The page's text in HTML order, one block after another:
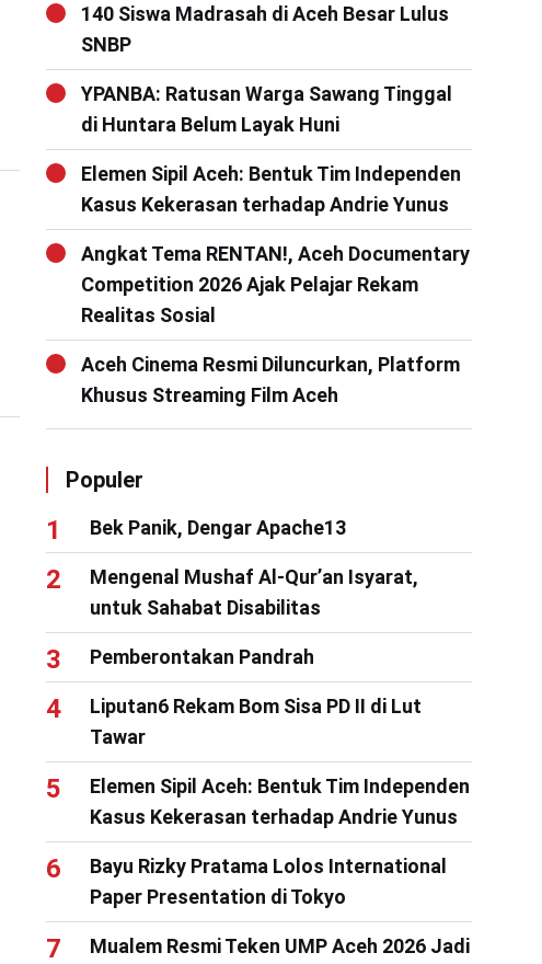
140 Siswa Madrasah di Aceh Besar Lulus
SNBP
YPANBA: Ratusan Warga Sawang Tinggal
di Huntara Belum Layak Huni
Elemen Sipil Aceh: Bentuk Tim Independen
Kasus Kekerasan terhadap Andrie Yunus
Angkat Tema RENTAN!, Aceh Documentary
Competition 2026 Ajak Pelajar Rekam
Realitas Sosial
Aceh Cinema Resmi Diluncurkan, Platform
Khusus Streaming Film Aceh
Populer
Bek Panik, Dengar Apache13
Mengenal Mushaf Al-Qur’an Isyarat,
untuk Sahabat Disabilitas
Pemberontakan Pandrah
Liputan6 Rekam Bom Sisa PD II di Lut
Tawar
Elemen Sipil Aceh: Bentuk Tim Independen
Kasus Kekerasan terhadap Andrie Yunus
Bayu Rizky Pratama Lolos International
Paper Presentation di Tokyo
Mualem Resmi Teken UMP Aceh 2026 Jadi